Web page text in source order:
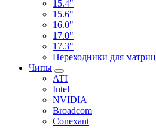
15.4"
15.6"
16.0"
17.0"
17.3"
Переходники для матриц
Чипы
ATI
Intel
NVIDIA
Broadcom
Conexant